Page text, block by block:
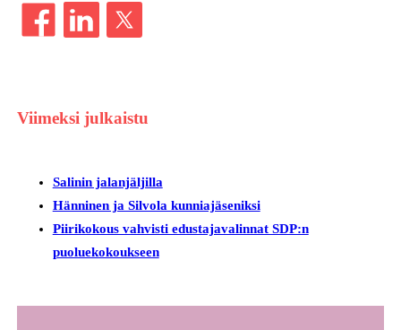
Viimeksi julkaistu
Salinin jalanjäljilla
Hänninen ja Silvola kunniajäseniksi
Piirikokous vahvisti edustajavalinnat SDP:n
puoluekokoukseen